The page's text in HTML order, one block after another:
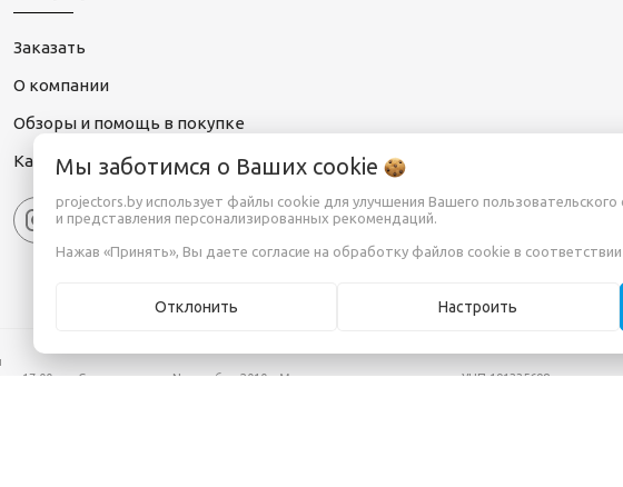
Заказать
О компании
Обзоры и помощь в покупке
Карта сайта
до 17:00 Свидетельство No ноября 2010г. Минским горисполкомом
УНП 191335698
Мы заботимся о Ваших cookie
projectors.by использует файлы cookie для улучшения Вашего пользовательского
и представления персонализированных рекомендаций.
Нажав «Принять», Вы даете согласие на обработку файлов cookie в соответствии
Отклонить Настроить